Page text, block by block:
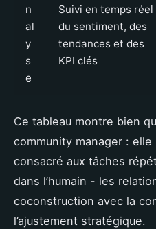
n
al
y
s
e
Suivi en temps réel
du sentiment, des
tendances et des
KPI clés
Ce tableau montre bien
community manager :
consacré aux tâches
dans l’humain - les
coconstruction avec la
l’ajustement stratégique.